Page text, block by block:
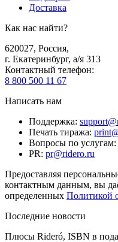
Доставка
Как нас найти?
620027, Россия,
г. Екатеринбург, а/я 313
Контактный телефон:
8 800 500 11 67
Написать нам
Поддержка:
Печать тиража:
Вопросы по услугам:
PR: pr@ridero.ru
Предоставляя
контактным данным, вы
определенных Политикой
Последние новости
Плюсы Rideró, ISBN в